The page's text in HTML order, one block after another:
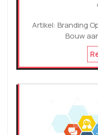
Artikel: Branding
Bouw